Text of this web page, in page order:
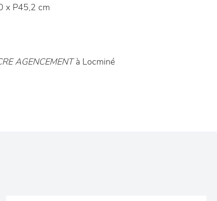
x P45,2 cm
AGENCEMENTà Locminé